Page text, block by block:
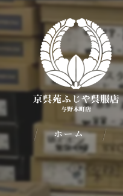
ホーム